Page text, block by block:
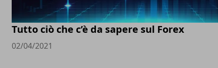
Tutto ciò che c’è da sapere sul Forex
02/04/2021